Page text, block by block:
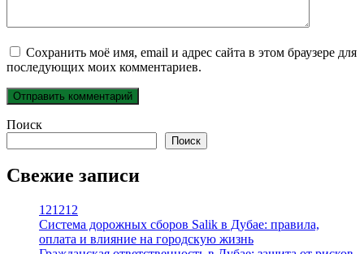
Сохранить моё имя, email и адрес сайта в этом браузере для
последующих моих комментариев.
Поиск
Поиск
Свежие записи
121212
Система дорожных сборов Salik в Дубае: правила,
оплата и влияние на городскую жизнь